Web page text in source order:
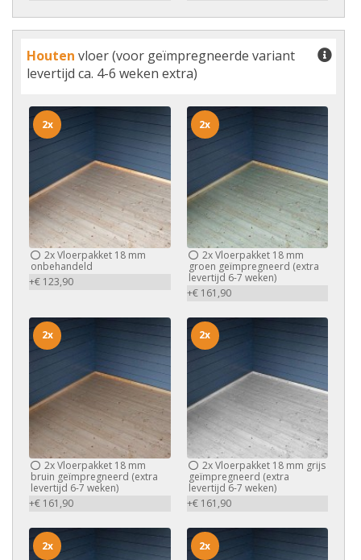
Houten vloer (voor geïmpregneerde variant
levertijd ca. 4-6 weken extra)
2xVloerpakket 18 mm
onbehandeld
+€ 123,90
2x
2xVloerpakket 18 mm
groen geïmpregneerd (extra
levertijd 6-7 weken)
+€ 161,90
2x
2xVloerpakket 18 mm
bruin geïmpregneerd (extra
levertijd 6-7 weken)
+€ 161,90
2x
2xVloerpakket 18 mm grijs
geïmpregneerd (extra
levertijd 6-7 weken)
+€ 161,90
2x
2x 2x